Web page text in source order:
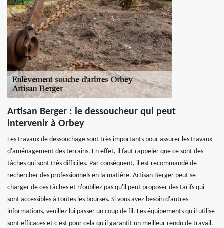
Artisan Berger : le dessoucheur qui peut
intervenir à Orbey
Les travaux de dessouchage sont très importants pour assurer les travaux
d'aménagement des terrains. En effet, il faut rappeler que ce sont des
tâches qui sont très difficiles. Par conséquent, il est recommandé de
rechercher des professionnels en la matière. Artisan Berger peut se
charger de ces tâches et n'oubliez pas qu'il peut proposer des tarifs qui
sont accessibles à toutes les bourses. Si vous avez besoin d'autres
informations, veuillez lui passer un coup de fil. Les équipements qu'il utilise
sont efficaces et c'est pour cela qu'il garantit un meilleur rendu de travail.